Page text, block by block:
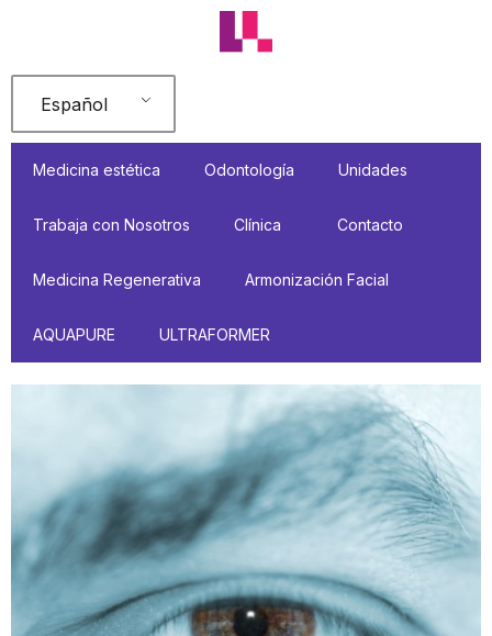
contenido
Español
Medicina estética Odontología Unidades
Trabaja con Nosotros Clínica Contacto
Medicina Regenerativa Armonización Facial
AQUAPURE ULTRAFORMER